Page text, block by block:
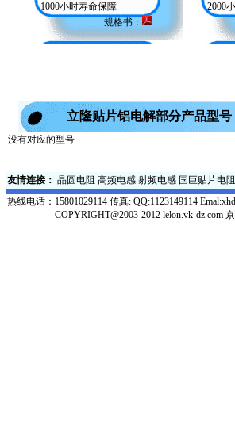
1000小时寿命保障
规格书：
2000
立隆贴片铝电解部分产品型号
没有对应的型号
友情连接： 晶圆电阻 高频电感 射频电感 国巨贴片电阻
热线电话： 15801029114 传真: QQ:1123149114
COPYRIGHT@2003-2012 lelon.vk-dz.com